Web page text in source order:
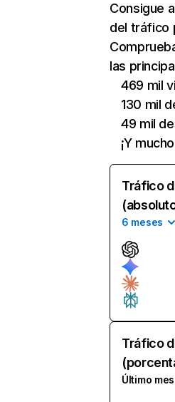
Consigue
del tráfico
las
469 mil
130 mil
49 mil
¡Y
Tráfico
6 meses
Tráfico
Último mes